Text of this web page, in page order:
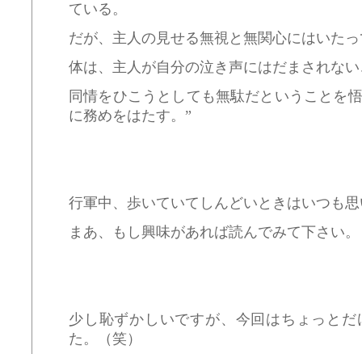
ている。
だが、主人の見せる無視と無関心にはいた
体は、主人が自分の泣き声にはだまされな
同情をひこうとしても無駄だということを
に務めをはたす。”
行軍中、歩いていてしんどいときはいつも
まあ、もし興味があれば読んでみて下さい。
少し恥ずかしいですが、今回はちょっと
た。（笑）